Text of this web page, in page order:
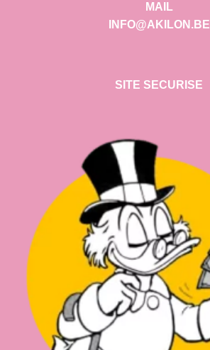
MAIL
INFO@AKILON.BE
SITE SECURISE